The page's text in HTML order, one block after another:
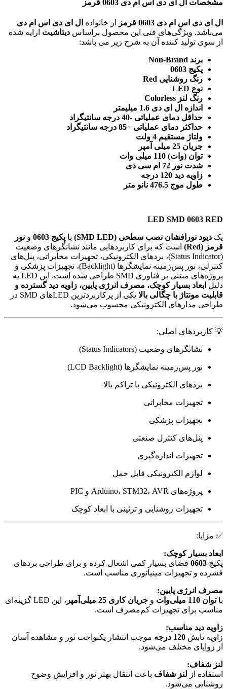
مشخصات ال ای دی اس ام دی 0603 قرمز
ال ای دی اس ام دی 0603 قرمز از خانواده ال ای دی اس ام دی
می‌باشد. ویژگی‌های فنی این محصول براساس دیتاشیت ارایه شده
از سوی تولید کننده آن به شرح زیر می باشد:
برند Non-Brand
پکیج 0603
رنگ روشنایی Red
نوع LED
رنگ لنز Colorless
اندازه ال ای دی 1.6 میلیمتر
حداقل دمای عملیاتی -40 درجه سانتیگراد
حداکثر دمای عملیاتی +85 درجه سانتیگراد
ولتاژ مستقیم 4 ولت
جریان 25 میلی آمپر
توان (وات) 110 میلی وات
شدت نور 72 ام سی دی
زاویه دید 120 درجه
طول موج 476.5 نانو متر
LED SMD 0603 RED
یک دیود نورافشان نصب سطحی (SMD LED) با پکیج 0603 و نور
قرمز (Red)
است که برای کاربردهایی مانند نشانگرهای وضعیت
(Status Indicator)، بردهای الکترونیکی، تجهیزات مخابراتی، پنل‌های
کنترلی، نور پس‌زمینه نمایشگرها (Backlight)، تجهیزات پزشکی و
پروژه‌های مبتنی بر فناوری SMD طراحی شده است. این LED به
دلیل ابعاد بسیار کوچک، مصرف انرژی پایین، زاویه دید گسترده و
قابلیت مونتاژ با چگالی بالا
یکی از پرکاربردترین LEDهای SMD در
طراحی مدارهای الکترونیکی محسوب می‌شود.
💡 کاربردهای اصلی:
نشانگرهای وضعیت (Status Indicators)
نور پس‌زمینه نمایشگرها (LCD Backlight)
بردهای الکترونیکی با تراکم بالا
تجهیزات مخابراتی
تجهیزات پزشکی
پنل‌های کنترل صنعتی
تجهیزات اندازه‌گیری
لوازم الکترونیکی قابل حمل
پروژه‌های Arduino، STM32، AVR و PIC
تجهیزات روشنایی و تزئینی با ابعاد کوچک
✅ مزایا:
ابعاد بسیار کوچک:
پکیج 0603 فضای بسیار کمی اشغال کرده و برای طراحی بردهای
فشرده و تجهیزات مینیاتوری مناسب است.
مصرف انرژی پایین:
باتوان 110 میلی‌وات و جریان کاری 25 میلی‌آمپر
، این LED گزینه‌ای
مناسب برای تجهیزات کم‌مصرف است.
زاویه دید مناسب:
زاویه تابش 120 درجه
موجب انتشار یکنواخت نور و مشاهده آسان
از زوایای مختلف می‌شود.
لنز شفاف:
استفاده از لنز شفاف باعث انتقال بهتر نور و افزایش وضوح
روشنایی می‌شود.